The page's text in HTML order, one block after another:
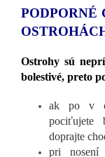
PODPORNÉ
Ostrohy sú
bolestivé, preto
ak po v
pociťujete
doprajte
pri